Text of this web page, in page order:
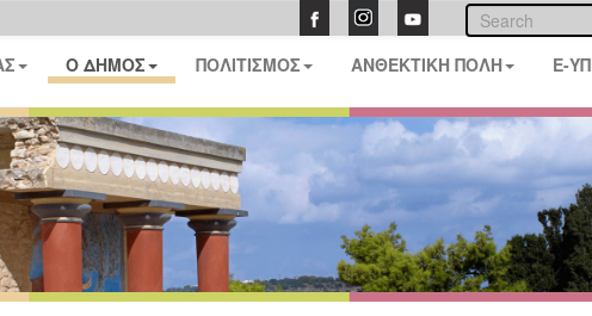
Ο ΔΗΜΟΣ ΠΟΛΙΤΙΣΜΟΣ ΑΝΘΕΚΤΙΚΗ ΠΟΛΗ E-